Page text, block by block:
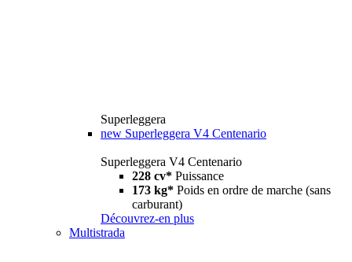
Superleggera
new Superleggera V4 Centenario
Superleggera V4 Centenario
228 cv* Puissance
173 kg* Poids en ordre de marche (sans
carburant)
Découvrez-en plus
Multistrada